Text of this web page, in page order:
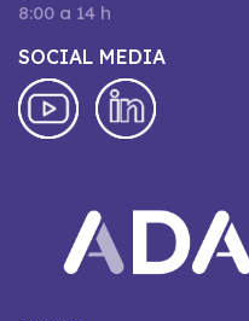
8:00 a 14 h
SOCIAL MEDIA